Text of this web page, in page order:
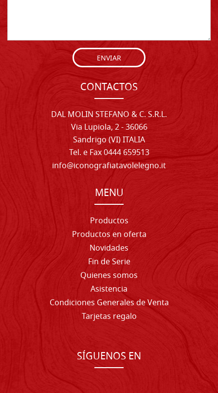
ENVIAR
CONTACTOS
DAL MOLIN STEFANO & C. S.R.L.
Via Lupiola, 2 - 36066
Sandrigo (VI) ITALIA
Tel. e Fax 0444 659513
info@iconografiatavolelegno.it
MENU
Productos
Productos en oferta
Novidades
Fin de Serie
Quienes somos
Asistencia
Condiciones Generales de Venta
Tarjetas regalo
SÍGUENOS EN